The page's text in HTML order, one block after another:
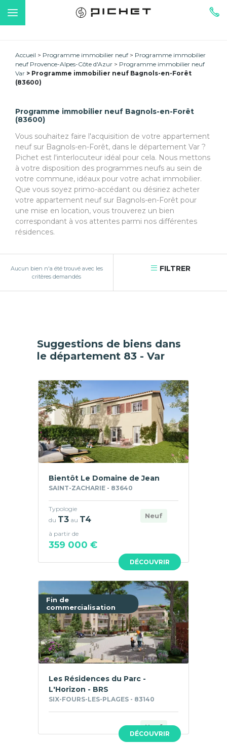
Accueil Programme immobilier neuf
Programme immobilier
neuf Provence-Alpes-Côte d'Azur
Programme immobilier neuf
Var
Programme immobilier neuf Bagnols-en-Forêt
(83600)
Programme immobilier neuf Bagnols-en-Forêt
(83600)
Vous souhaitez faire l'acquisition de votre appartement
neuf sur Bagnols-en-Forêt, dans le département Var ?
Pichet est l'interlocuteur idéal pour cela. Nous mettons
à votre disposition des programmes neufs au sein de
votre commune, idéaux pour votre achat immobilier.
Que vous soyez primo-accédant ou désiriez acheter
votre appartement neuf sur Bagnols-en-Forêt pour
une mise en location, vous trouverez un bien
correspondant à vos attentes parmi nos différentes
résidences.
Aucun bien n'a été trouvé avec les
critères demandés
FILTRER
Suggestions de biens dans
le département 83 - Var
DÉCOUVRIR
Bientôt Le Domaine de Jean
SAINT-ZACHARIE - 83640
Neuf
Typologie
du T3 au T4
à partir de
359 000 €
Fin de
commercialisation
DÉCOUVRIR
Les Résidences du Parc -
L'Horizon - BRS
SIX-FOURS-LES-PLAGES - 83140
Neuf